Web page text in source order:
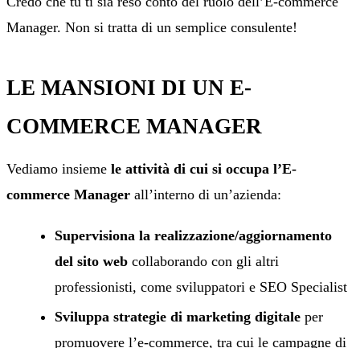
Manager. Non si tratta di un semplice consulente!
LE MANSIONI DI UN E-
COMMERCE MANAGER
Vediamo insieme le attività di cui si occupa l’E-
commerce Manager all’interno di un’azienda:
Supervisiona la realizzazione/aggiornamento
del sito web collaborando con gli altri
professionisti, come sviluppatori e SEO Specialist
Sviluppa strategie di marketing digitale per
promuovere l’e-commerce, tra cui le campagne di